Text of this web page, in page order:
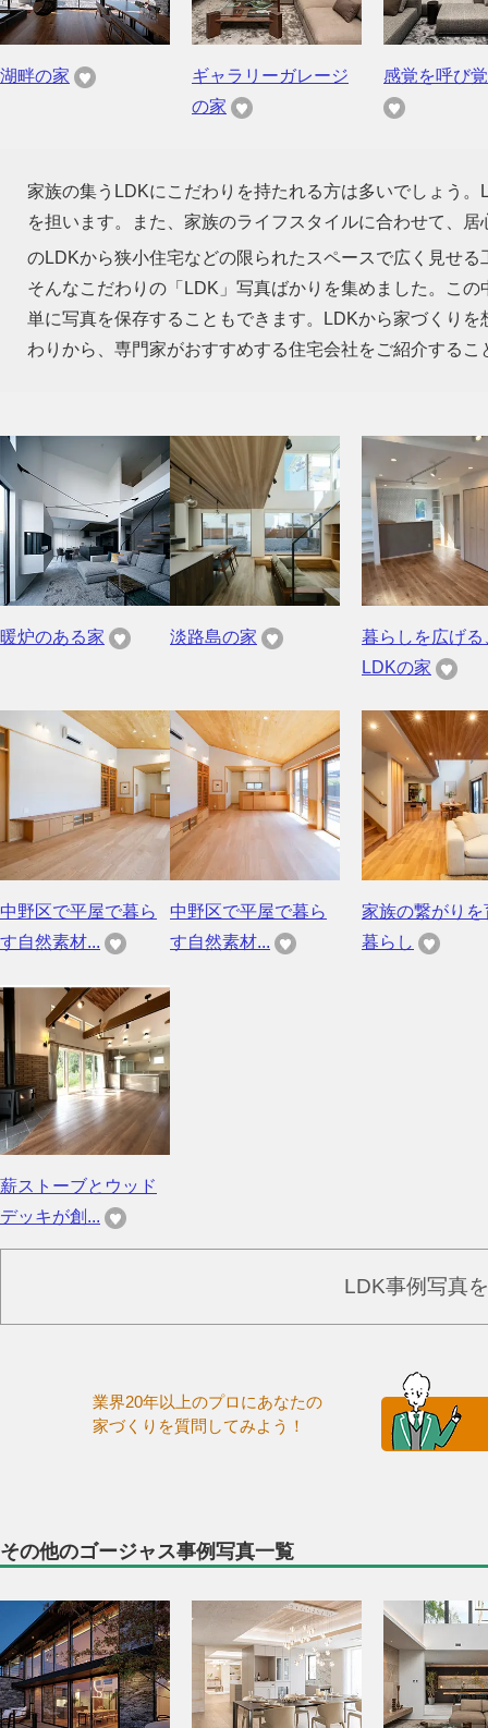
湖畔の家
ギャラリーガレージ
の家
感覚を呼び
家族の集うLDKにこだわりを持たれる方は多いでしょう
を担います。また、家族のライフスタイルに合わせて、
のLDKから狭小住宅などの限られたスペースで広く見せ
そんなこだわりの「LDK」写真ばかりを集めました。こ
単に写真を保存することもできます。LDKから家づくり
わりから、専門家がおすすめする住宅会社をご紹介するこ
暖炉のある家 淡路島の家
暮らしを広げる
LDKの家
中野区で平屋で暮ら
す自然素材...
中野区で平屋で暮ら
す自然素材...
家族の繋がりを
暮らし
薪ストーブとウッド
デッキが創...
LDK事例写真
業界20年以上のプロにあなたの
家づくりを質問してみよう！
その他のゴージャス事例写真一覧